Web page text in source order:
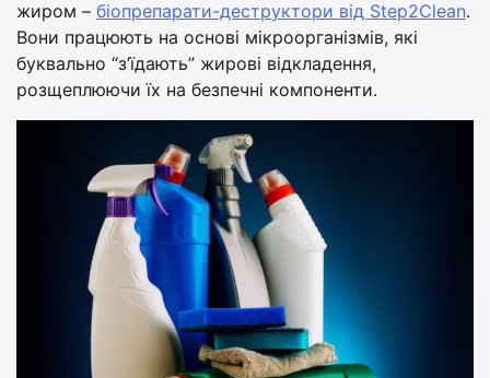
жиром – біопрепарати-деструктори від Step2Clean.
Вони працюють на основі мікроорганізмів, які
буквально “з’їдають” жирові відкладення,
розщеплюючи їх на безпечні компоненти.